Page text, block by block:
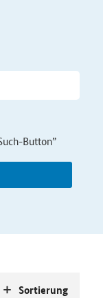
Button”
Sortierung